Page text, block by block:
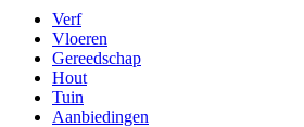
Verf
Vloeren
Gereedschap
Hout
Tuin
Aanbiedingen